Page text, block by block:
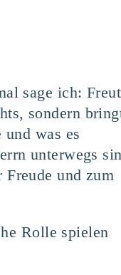
sage ich: Freut
sondern
was es
unterwegs
und zum
Rolle spielen